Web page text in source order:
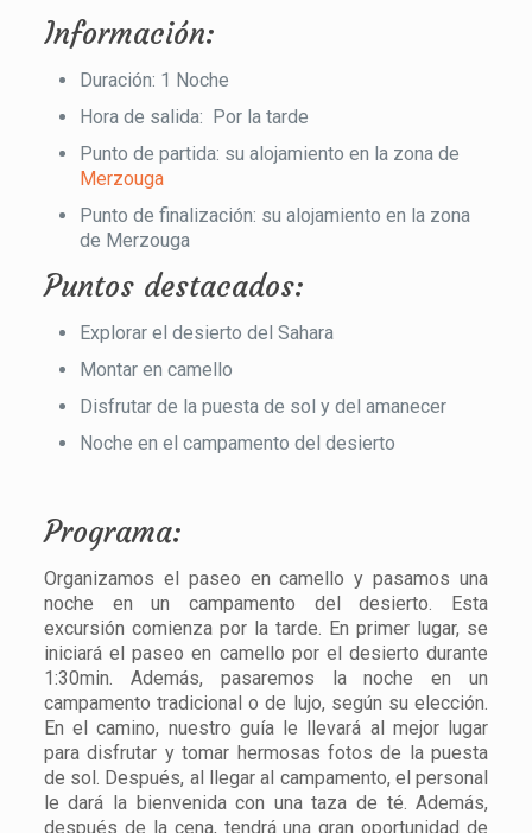
Información:
Duración: 1 Noche
Hora de salida: Por la tarde
Punto de partida: su alojamiento en la zona de
Merzouga
Punto de finalización: su alojamiento en la zona
de Merzouga
Puntos destacados:
Explorar el desierto del Sahara
Montar en camello
Disfrutar de la puesta de sol y del amanecer
Noche en el campamento del desierto
Programa:
Organizamos el paseo en camello y pasamos una
noche en un campamento del desierto. Esta
excursión comienza por la tarde. En primer lugar, se
iniciará el paseo en camello por el desierto durante
1:30min. Además, pasaremos la noche en un
campamento tradicional o de lujo, según su elección.
En el camino, nuestro guía le llevará al mejor lugar
para disfrutar y tomar hermosas fotos de la puesta
de sol. Después, al llegar al campamento, el personal
le dará la bienvenida con una taza de té. Además,
después de la cena, tendrá una gran oportunidad de